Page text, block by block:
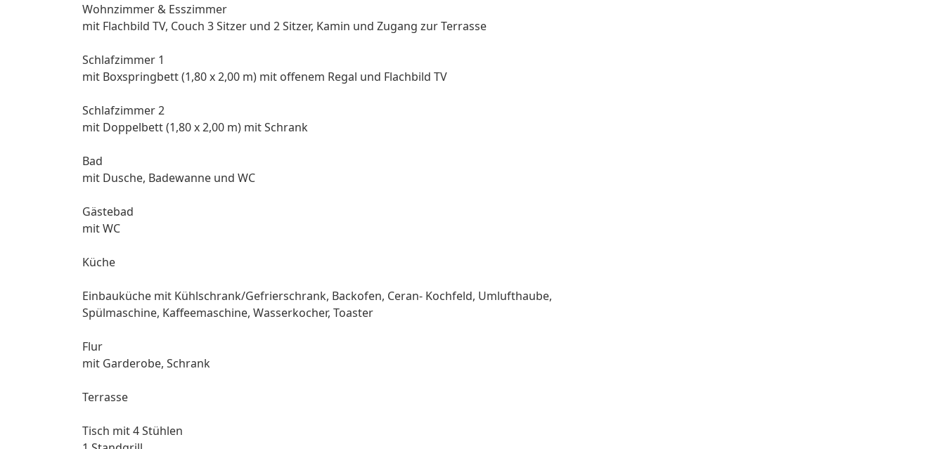
Wohnzimmer & Esszimmer
mit Flachbild TV, Couch 3 Sitzer und 2 Sitzer, Kamin und Zugang zur Terrasse
Schlafzimmer 1
mit Boxspringbett (1,80 x 2,00 m) mit offenem Regal und Flachbild TV
Schlafzimmer 2
mit Doppelbett (1,80 x 2,00 m) mit Schrank
Bad
mit Dusche, Badewanne und WC
Gästebad
mit WC
Küche
Einbauküche mit Kühlschrank/Gefrierschrank, Backofen, Ceran- Kochfeld, Umlufthaube,
Spülmaschine, Kaffeemaschine, Wasserkocher, Toaster
Flur
mit Garderobe, Schrank
Terrasse
Tisch mit 4 Stühlen